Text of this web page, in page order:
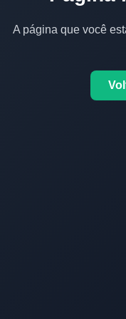
A página que você